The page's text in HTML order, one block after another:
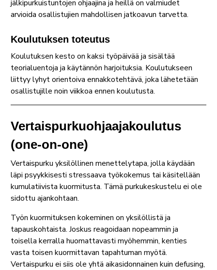
jälkipurkuistuntojen ohjaajina ja heillä on valmiudet
arvioida osallistujien mahdollisen jatkoavun tarvetta.
Koulutuksen toteutus
Koulutuksen kesto on kaksi työpäivää ja sisältää
teorialuentoja ja käytännön harjoituksia. Koulutukseen
liittyy lyhyt orientoiva ennakkotehtävä, joka lähetetään
osallistujille noin viikkoa ennen koulutusta.
Vertaispurkuohjaajakoulutus
(one-on-one)
Vertaispurku yksilöllinen menettelytapa, jolla käydään
läpi psyykkisesti stressaava työkokemus tai käsitellään
kumulatiivista kuormitusta. Tämä purkukeskustelu ei ole
sidottu ajankohtaan.
Työn kuormituksen kokeminen on yksilöllistä ja
tapauskohtaista. Joskus reagoidaan nopeammin ja
toisella kerralla huomattavasti myöhemmin, kenties
vasta toisen kuormittavan tapahtuman myötä.
Vertaispurku ei siis ole yhtä aikasidonnainen kuin defusing,